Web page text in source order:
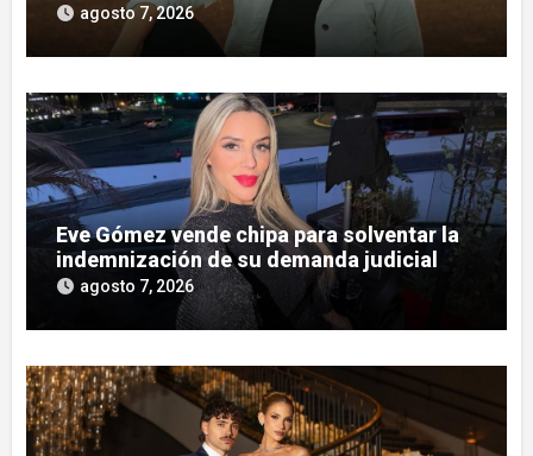
agosto 7, 2026
Eve Gómez vende chipa para solventar la
indemnización de su demanda judicial
agosto 7, 2026